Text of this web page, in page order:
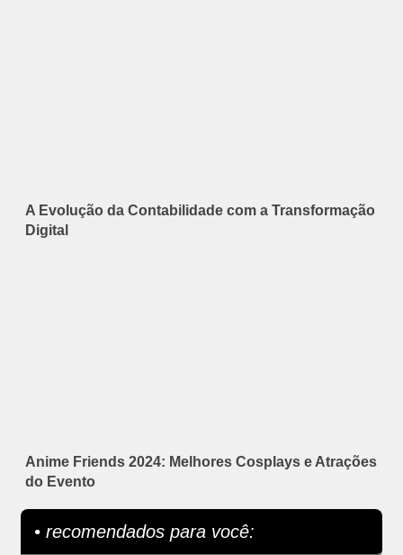
A Evolução da Contabilidade com a Transformação
Digital
Anime Friends 2024: Melhores Cosplays e Atrações
do Evento
• recomendados para você: